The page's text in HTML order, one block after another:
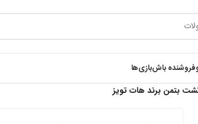
فروشنده باشبازی‌ها
بتمن برند هات تویز